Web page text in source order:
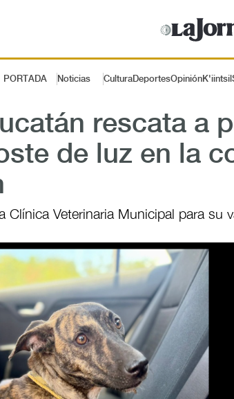
PORTADA Noticias CulturaDeportesOpiniónK'iintsil
rescata a
de luz en la
Clínica Veterinaria Municipal para su